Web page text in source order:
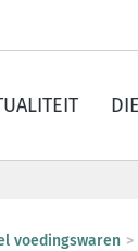
voedingswaren